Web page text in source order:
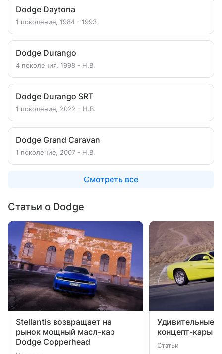
Dodge Daytona
1 поколение, 1984 - 1993
Dodge Durango
4 поколения, 1998 - Н.В.
Dodge Durango SRT
1 поколение, 2022 - Н.В.
Dodge Grand Caravan
1 поколение, 2007 - Н.В.
Смотреть все
Статьи о Dodge
Stellantis возвращает на
рынок мощный масл-кар
Dodge Copperhead
Удивительные
концепт-кары
Статьи